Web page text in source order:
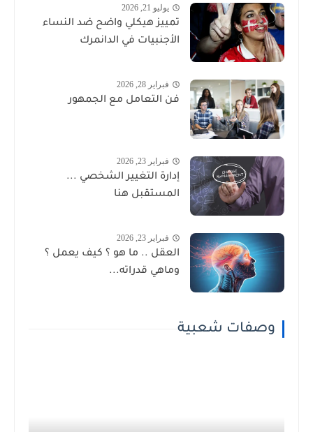
يوليو 21, 2026
تمييز هيكلي واضح ضد النساء
الأجنبيات في الدانمرك
فبراير 28, 2026
فن التعامل مع الجمهور
فبراير 23, 2026
إدارة التغيير الشخصي ...
المستقبل هنا
فبراير 23, 2026
العقل .. ما هو ؟ كيف يعمل ؟
وماهي قدراته...
وصفات شعبية